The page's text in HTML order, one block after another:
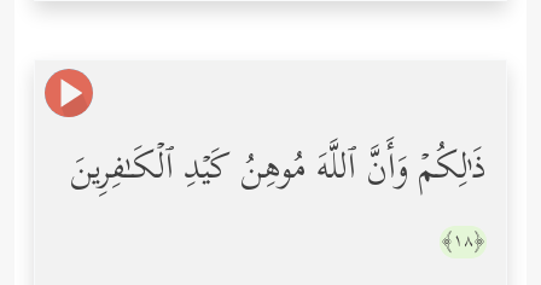
ذَ ٰ⁠لِكُمۡ وَأَنَّ ٱللَّهَ مُوهِنُ كَیۡدِ ٱلۡكَـٰفِرِینَ
﴿١٨﴾